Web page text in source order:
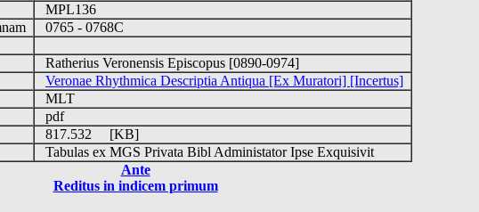
MPL136
0765 - 0768C
Ratherius Veronensis Episcopus [0890-0974]
Veronae Rhythmica Descriptia Antiqua [Ex Muratori] [Incertus]
MLT
pdf
817.532 [KB]
Tabulas ex MGS Privata Bibl Administator Ipse Exquisivit
Ante
Reditus in indicem primum